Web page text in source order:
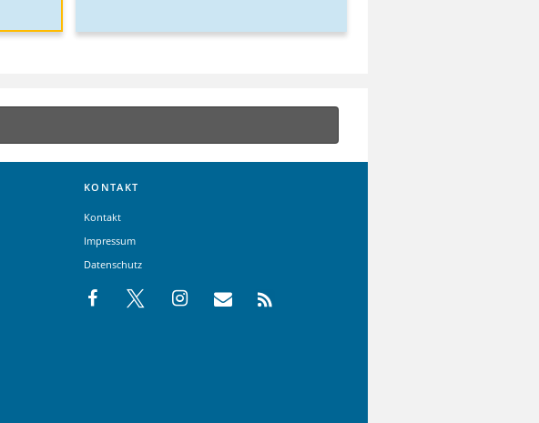
KONTAKT
Kontakt
Impressum
Datenschutz